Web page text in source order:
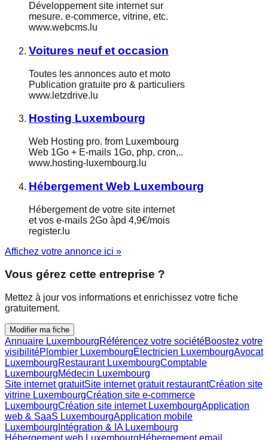
Développement site internet sur
mesure. e-commerce, vitrine, etc.
www.webcms.lu
Voitures neuf et occasion
Toutes les annonces auto et moto
Publication gratuite pro & particuliers
www.letzdrive.lu
Hosting Luxembourg
Web Hosting pro. from Luxembourg
Web 1Go + E-mails 1Go, php, cron,..
www.hosting-luxembourg.lu
Hébergement Web Luxembourg
Hébergement de votre site internet
et vos e-mails 2Go àpd 4,9€/mois
register.lu
Affichez votre annonce ici »
Vous gérez cette entreprise ?
Mettez à jour vos informations et enrichissez votre fiche
gratuitement.
Modifier ma fiche
Annuaire LuxembourgRéférencez votre sociétéBoostez votre
visibilitéPlombier LuxembourgÉlectricien LuxembourgAvocat
LuxembourgRestaurant LuxembourgComptable
LuxembourgMédecin Luxembourg
Site internet gratuitSite internet gratuit restaurantCréation site
vitrine LuxembourgCréation site e-commerce
LuxembourgCréation site internet LuxembourgApplication
web & SaaS LuxembourgApplication mobile
Luxembourg Intégration & IA Luxembourg
Hébergement web LuxembourgHébergement email